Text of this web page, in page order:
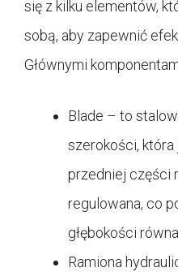
się z kilku elementów,
sobą, aby zapewnić
Głównymi
Blade – to
szerokości,
przedniej części
regulowana, co
głębokości
Ramiona